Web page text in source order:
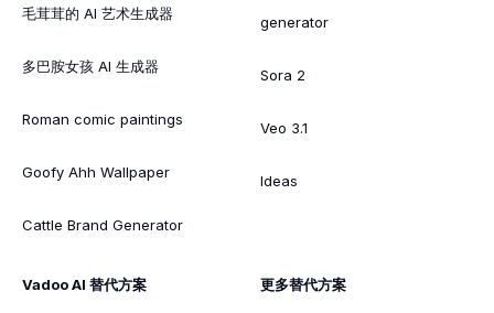
毛茸茸的 AI 艺术生成器
多巴胺女孩 AI 生成器
Roman comic paintings
Goofy Ahh Wallpaper
Cattle Brand Generator
generator
Sora 2
Veo 3.1
Ideas
Vadoo AI 替代方案 更多替代方案